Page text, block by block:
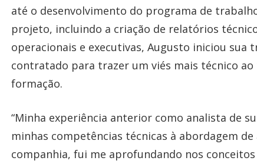
até o desenvolvimento do programa de
projeto, incluindo a criação de relatórios
operacionais e executivas, Augusto iniciou
contratado para trazer um viés mais técnico
formação.
“Minha experiência anterior como analista de
minhas competências técnicas à abordagem
companhia, fui me aprofundando nos